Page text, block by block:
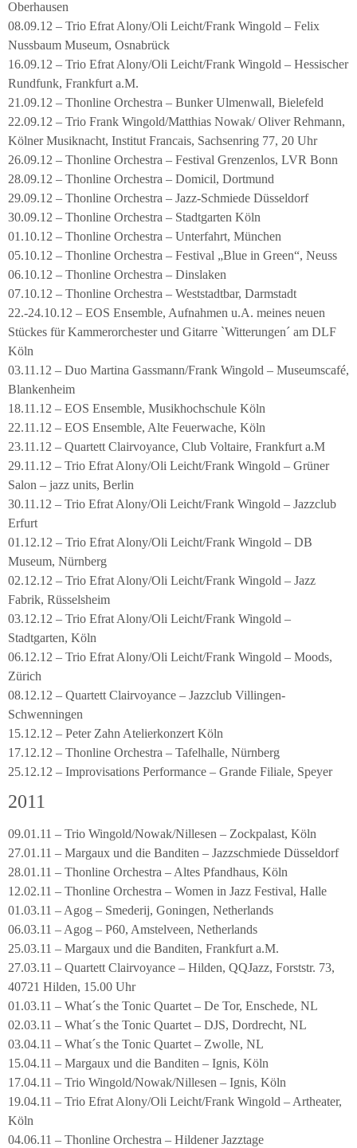
Oberhausen
08.09.12 – Trio Efrat Alony/Oli Leicht/Frank Wingold – Felix
Nussbaum Museum, Osnabrück
16.09.12 – Trio Efrat Alony/Oli Leicht/Frank Wingold – Hessischer
Rundfunk, Frankfurt a.M.
21.09.12 – Thonline Orchestra – Bunker Ulmenwall, Bielefeld
22.09.12 – Trio Frank Wingold/Matthias Nowak/ Oliver Rehmann,
Kölner Musiknacht, Institut Francais, Sachsenring 77, 20 Uhr
26.09.12 – Thonline Orchestra – Festival Grenzenlos, LVR Bonn
28.09.12 – Thonline Orchestra – Domicil, Dortmund
29.09.12 – Thonline Orchestra – Jazz-Schmiede Düsseldorf
30.09.12 – Thonline Orchestra – Stadtgarten Köln
01.10.12 – Thonline Orchestra – Unterfahrt, München
05.10.12 – Thonline Orchestra – Festival „Blue in Green“, Neuss
06.10.12 – Thonline Orchestra – Dinslaken
07.10.12 – Thonline Orchestra – Weststadtbar, Darmstadt
22.-24.10.12 – EOS Ensemble, Aufnahmen u.A. meines neuen
Stückes für Kammerorchester und Gitarre `Witterungen´ am DLF
Köln
03.11.12 – Duo Martina Gassmann/Frank Wingold – Museumscafé,
Blankenheim
18.11.12 – EOS Ensemble, Musikhochschule Köln
22.11.12 – EOS Ensemble, Alte Feuerwache, Köln
23.11.12 – Quartett Clairvoyance, Club Voltaire, Frankfurt a.M
29.11.12 – Trio Efrat Alony/Oli Leicht/Frank Wingold – Grüner
Salon – jazz units, Berlin
30.11.12 – Trio Efrat Alony/Oli Leicht/Frank Wingold – Jazzclub
Erfurt
01.12.12 – Trio Efrat Alony/Oli Leicht/Frank Wingold – DB
Museum, Nürnberg
02.12.12 – Trio Efrat Alony/Oli Leicht/Frank Wingold – Jazz
Fabrik, Rüsselsheim
03.12.12 – Trio Efrat Alony/Oli Leicht/Frank Wingold –
Stadtgarten, Köln
06.12.12 – Trio Efrat Alony/Oli Leicht/Frank Wingold – Moods,
Zürich
08.12.12 – Quartett Clairvoyance – Jazzclub Villingen-
Schwenningen
15.12.12 – Peter Zahn Atelierkonzert Köln
17.12.12 – Thonline Orchestra – Tafelhalle, Nürnberg
25.12.12 – Improvisations Performance – Grande Filiale, Speyer
2011
09.01.11 – Trio Wingold/Nowak/Nillesen – Zockpalast, Köln
27.01.11 – Margaux und die Banditen – Jazzschmiede Düsseldorf
28.01.11 – Thonline Orchestra – Altes Pfandhaus, Köln
12.02.11 – Thonline Orchestra – Women in Jazz Festival, Halle
01.03.11 – Agog – Smederij, Goningen, Netherlands
06.03.11 – Agog – P60, Amstelveen, Netherlands
25.03.11 – Margaux und die Banditen, Frankfurt a.M.
27.03.11 – Quartett Clairvoyance – Hilden, QQJazz, Forststr. 73,
40721 Hilden, 15.00 Uhr
01.03.11 – What´s the Tonic Quartet – De Tor, Enschede, NL
02.03.11 – What´s the Tonic Quartet – DJS, Dordrecht, NL
03.04.11 – What´s the Tonic Quartet – Zwolle, NL
15.04.11 – Margaux und die Banditen – Ignis, Köln
17.04.11 – Trio Wingold/Nowak/Nillesen – Ignis, Köln
19.04.11 – Trio Efrat Alony/Oli Leicht/Frank Wingold – Artheater,
Köln
04.06.11 – Thonline Orchestra – Hildener Jazztage